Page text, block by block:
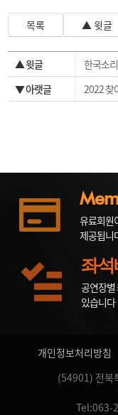
목록 ▲ 윗글
▲ 윗글
한국소
▼ 아랫글
2022 찾
유료회원
제공됩니
좌석
공연장별
있습니다
개인정보처리방침
(54901) 전북
Tel:063-